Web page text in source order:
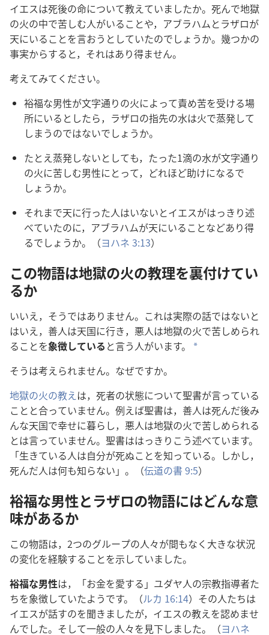
イエスは死後の命について教えていましたか。 死んで地獄
の火の中で苦しむ人がいることや，アブラハムとラザロが
天にいることを言おうとしていたのでしょうか。 幾つかの
事実からすると，それはあり得ません。
考えてみてください。
裕福な男性が文字通りの火によって責め苦を受ける場
所にいるとしたら，ラザロの指先の水は火で蒸発して
しまうのではないでしょうか。
たとえ 蒸発しないとしても，たった1滴の水が文字通り
の火に苦しむ男性にとって，どれほど助けになるで
しょうか。
それまで天に行った人はいないとイエスがはっきり述
べていたのに，アブラハムが天にいることなどあり得
るでしょうか。（ヨハネ 3:13）
この物語は地獄の火の教理を裏付けてい
るか
いいえ，そうではありません。これは実際の話ではないと
はいえ， 善人は天国に行き， 悪人は地獄の火で苦しめられ
ることを象徴している と言う人がいます。 a
そうは考えられません。なぜですか。
地獄の火の教えは， 死者の状態について聖書が言っている
ことと合っていません。 例えば聖書は， 善人は死んだ後み
んな天国で幸せに暮らし， 悪人は地獄の火で苦しめられる
とは言っていません。 聖書ははっきりこう述べています。
「生きている人は自分が死ぬことを知っている。しかし，
死んだ人は何も知らない」。（伝道の書 9:5）
裕福な男性とラザロの物語にはどんな意
味があるか
この物語は，2つのグループの人々が間もなく 大きな状況
の変化を経験することを示していました。
裕福な男性は，「お金を愛する」ユダヤ人の宗教指導者た
ちを象徴していたようです。（ルカ 16:14）その人たちは
イエスが話すのを聞きましたが，イエスの教えを認めませ
んでした。そして一般の人々を 見下しました。（ヨハネ